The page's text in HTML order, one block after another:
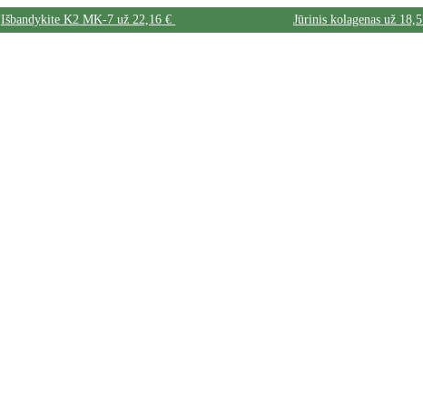
Išbandykite K2 MK-7 už 22,16 € Jūrinis kolagenas už